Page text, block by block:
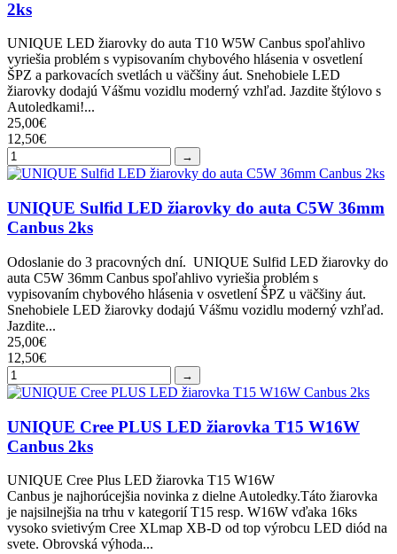
2ks
UNIQUE LED žiarovky do auta T10 W5W Canbus spoľahlivo
vyriešia problém s vypisovaním chybového hlásenia v osvetlení
ŠPZ a parkovacích svetlách u väčšiny áut. Snehobiele LED
žiarovky dodajú Vášmu vozidlu moderný vzhľad. Jazdite štýlovo s
Autoledkami!...
25,00€
12,50€
→
UNIQUE Sulfid LED žiarovky do auta C5W 36mm
Canbus 2ks
Odoslanie do 3 pracovných dní. UNIQUE Sulfid LED žiarovky do
auta C5W 36mm Canbus spoľahlivo vyriešia problém s
vypisovaním chybového hlásenia v osvetlení ŠPZ u väčšiny áut.
Snehobiele LED žiarovky dodajú Vášmu vozidlu moderný vzhľad.
Jazdite...
25,00€
12,50€
→
UNIQUE Cree PLUS LED žiarovka T15 W16W
Canbus 2ks
UNIQUE Cree Plus LED žiarovka T15 W16W
Canbus je najhorúcejšia novinka z dielne Autoledky.Táto žiarovka
je najsilnejšia na trhu v kategorií T15 resp. W16W vďaka 16ks
vysoko svietivým Cree XLmap XB-D od top výrobcu LED diód na
svete. Obrovská výhoda...